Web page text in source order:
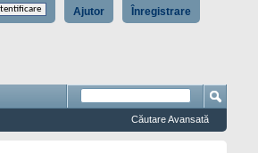
Înregistrare
Ajutor
Căutare Avansată